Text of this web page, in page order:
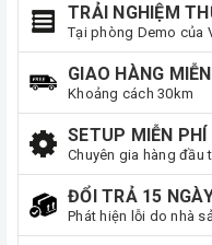
TRẢI NGHIỆM
Tại phòng Demo của
GIAO HÀNG
Khoảng cách 30km
SETUP MIỄN PHÍ
Chuyên gia hàng đầu
ĐỔI TRẢ 15
Phát hiện lỗi do nhà